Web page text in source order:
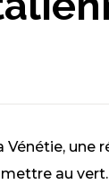
une
au vert.